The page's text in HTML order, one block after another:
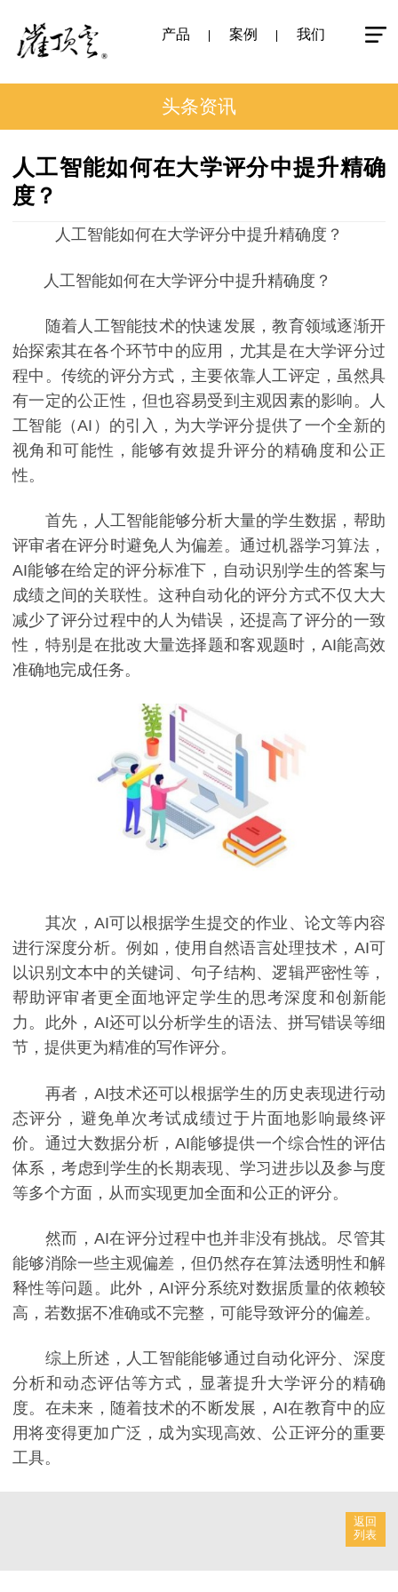
产品 案例 我们
头条资讯
人工智能如何在大学评分中提升精确
度？
人工智能如何在大学评分中提升精确度？
人工智能如何在大学评分中提升精确度？
随着人工智能技术的快速发展，教育领域逐渐开
始探索其在各个环节中的应用，尤其是在大学评分过
程中。传统的评分方式，主要依靠人工评定，虽然具
有一定的公正性，但也容易受到主观因素的影响。人
工智能（AI）的引入，为大学评分提供了一个全新的
视角和可能性，能够有效提升评分的精确度和公正
性。
首先，人工智能能够分析大量的学生数据，帮助
评审者在评分时避免人为偏差。通过机器学习算法，
AI能够在给定的评分标准下，自动识别学生的答案与
成绩之间的关联性。这种自动化的评分方式不仅大大
减少了评分过程中的人为错误，还提高了评分的一致
性，特别是在批改大量选择题和客观题时，AI能高效
准确地完成任务。
其次，AI可以根据学生提交的作业、论文等内容
进行深度分析。例如，使用自然语言处理技术，AI可
以识别文本中的关键词、句子结构、逻辑严密性等，
帮助评审者更全面地评定学生的思考深度和创新能
力。此外，AI还可以分析学生的语法、拼写错误等细
节，提供更为精准的写作评分。
再者，AI技术还可以根据学生的历史表现进行动
态评分，避免单次考试成绩过于片面地影响最终评
价。通过大数据分析，AI能够提供一个综合性的评估
体系，考虑到学生的长期表现、学习进步以及参与度
等多个方面，从而实现更加全面和公正的评分。
然而，AI在评分过程中也并非没有挑战。尽管其
能够消除一些主观偏差，但仍然存在算法透明性和解
释性等问题。此外，AI评分系统对数据质量的依赖较
高，若数据不准确或不完整，可能导致评分的偏差。
综上所述，人工智能能够通过自动化评分、深度
分析和动态评估等方式，显著提升大学评分的精确
度。在未来，随着技术的不断发展，AI在教育中的应
用将变得更加广泛，成为实现高效、公正评分的重要
工具。
返回
列表